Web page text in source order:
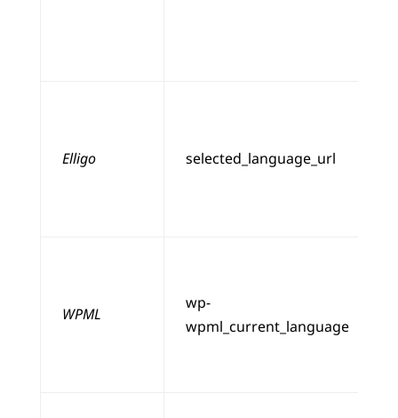
Elligo selected_language_url
WPML
wp-
wpml_current_language